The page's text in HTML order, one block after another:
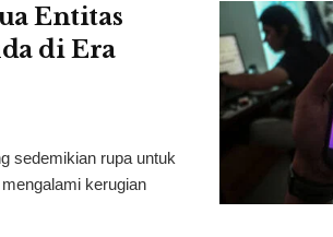
Entitas
di Era
sedemikian rupa untuk
kerugian